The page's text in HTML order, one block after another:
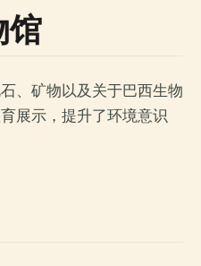
馆
、矿物以及关于巴西生物
展示，提升了环境意识